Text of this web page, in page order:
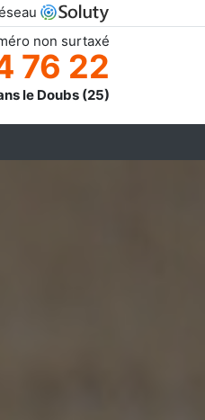
non surtaxé
76 22
le Doubs (25)